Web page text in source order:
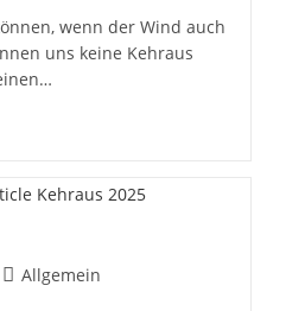
wenn der Wind auch
uns keine Kehraus
Beitrags-
Allgemein